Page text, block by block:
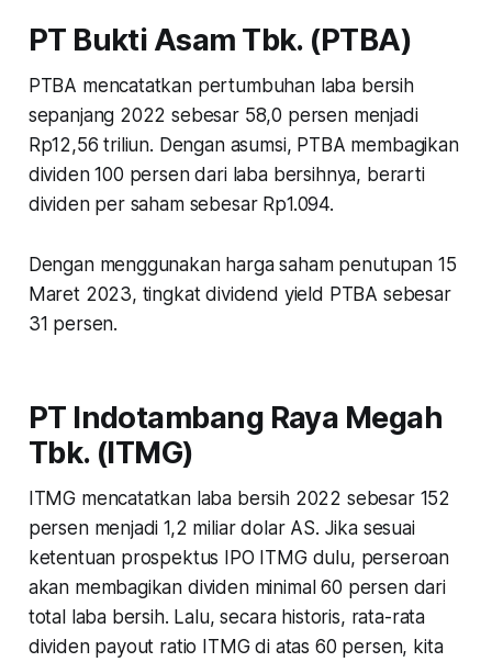
PT Bukti Asam Tbk. (PTBA)
PTBA mencatatkan pertumbuhan laba bersih
sepanjang 2022 sebesar 58,0 persen menjadi
Rp12,56 triliun. Dengan asumsi, PTBA membagikan
dividen 100 persen dari laba bersihnya, berarti
dividen per saham sebesar Rp1.094.
Dengan menggunakan harga saham penutupan 15
Maret 2023, tingkat dividend yield PTBA sebesar
31 persen.
PT Indotambang Raya Megah
Tbk. (ITMG)
ITMG mencatatkan laba bersih 2022 sebesar 152
persen menjadi 1,2 miliar dolar AS. Jika sesuai
ketentuan prospektus IPO ITMG dulu, perseroan
akan membagikan dividen minimal 60 persen dari
total laba bersih. Lalu, secara historis, rata-rata
dividen payout ratio ITMG di atas 60 persen, kita